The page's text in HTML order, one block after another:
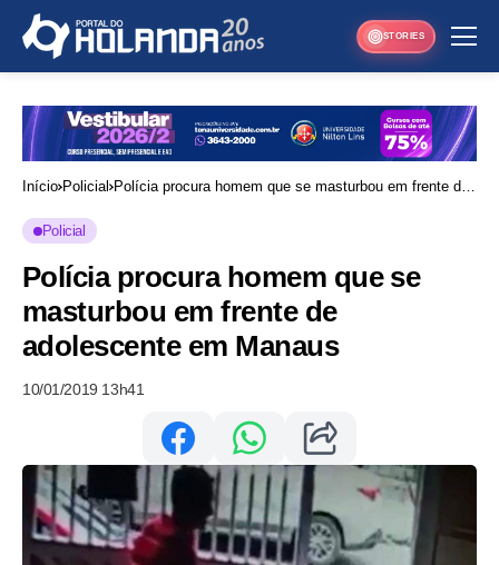
STORIES
Início Policial Polícia procura homem que se masturbou em frente de
Policial
Polícia procura homem que se
masturbou em frente de
adolescente em Manaus
10/01/2019 13h41